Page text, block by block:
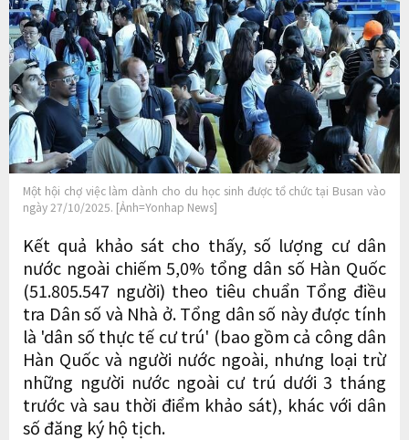
Một hội chợ việc làm dành cho du học sinh được tổ chức tại Busan vào
ngày 27/10/2025. [Ảnh=Yonhap News]
Kết quả khảo sát cho thấy, số lượng cư dân
nước ngoài chiếm 5,0% tổng dân số Hàn Quốc
(51.805.547 người) theo tiêu chuẩn Tổng điều
tra Dân số và Nhà ở. Tổng dân số này được tính
là 'dân số thực tế cư trú' (bao gồm cả công dân
Hàn Quốc và người nước ngoài, nhưng loại trừ
những người nước ngoài cư trú dưới 3 tháng
trước và sau thời điểm khảo sát), khác với dân
số đăng ký hộ tịch.